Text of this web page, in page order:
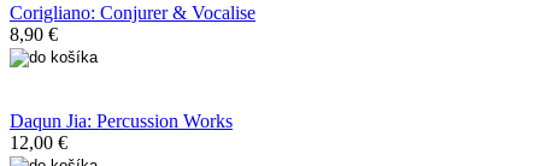
Corigliano: Conjurer & Vocalise
8,90 €
Daqun Jia: Percussion Works
12,00 €